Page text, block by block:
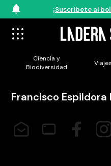
¡Suscríbete al
Ciencia y
Biodiversidad
Francisco Espildora
http:// https://